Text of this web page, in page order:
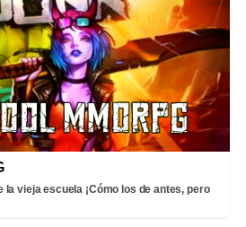
la vieja escuela ¡Cómo los de antes, pero